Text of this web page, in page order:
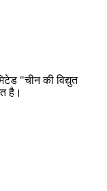
"चीन की विद्युत
है।